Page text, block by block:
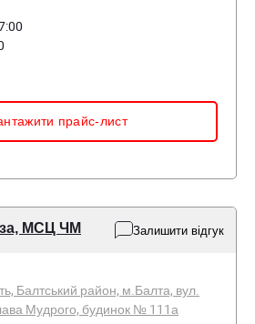
прайс-лист
МСЦ ЧМ Залишити відгук
Балтський район, м.Балта, вул.
Мудрого, будинок № 111а